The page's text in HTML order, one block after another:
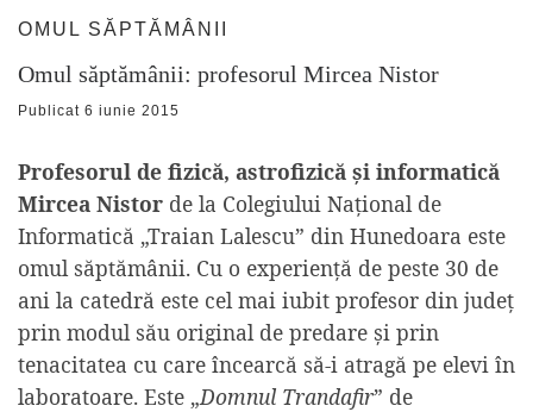
OMUL SĂPTĂMÂNII
Omul săptămânii: profesorul Mircea Nistor
Publicat 6 iunie 2015
Profesorul de fizică, astrofizică și informatică
Mircea Nistor de la Colegiului Național de
Informatică „Traian Lalescu” din Hunedoara este
omul săptămânii. Cu o experiență de peste 30 de
ani la catedră este cel mai iubit profesor din județ
prin modul său original de predare și prin
tenacitatea cu care încearcă să-i atragă pe elevi în
laboratoare. Este „Domnul Trandafir” de